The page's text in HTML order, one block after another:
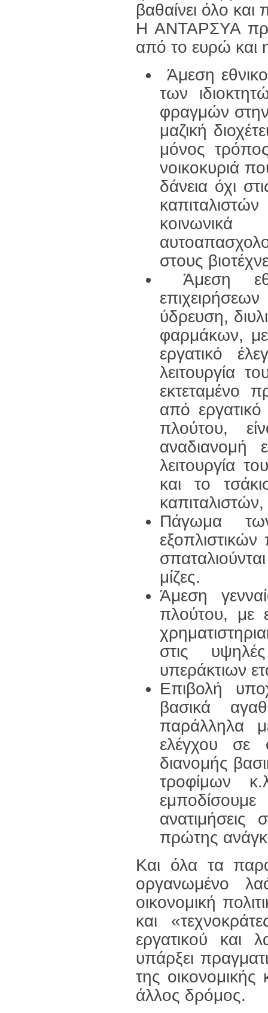
βαθαίνει όλο και
Η ΑΝΤΑΡΣΥΑ
από το ευρώ και
Άμεση
των
φραγμών
μαζική
μόνος
νοικοκυριά
δάνεια όχι
στους
Άμεση
ύδρευση,
φαρμάκων,
εργατικό
λειτουργία
εκτεταμένο
από
πλούτου,
αναδιανομή
λειτουργία
και το
Πάγωμα
μίζες.
Άμεση
πλούτου, με
στις
υπεράκτιων
Επιβολή
βασικά
παράλληλα
ελέγχου σε
διανομής
τροφίμων
πρώτης
Και όλα τα
οργανωμένο
οικονομική
και
εργατικού και
υπάρξει
της οικονομικής
άλλος δρόμος.